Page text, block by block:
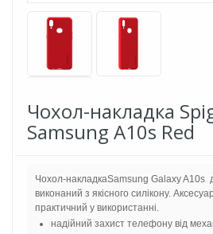
Чохол-накладка
Samsung A10s Red
Чохол-накладкаSamsung Galaxy A10s
виконаний з якісного силікону.
практичний у використанні.
надійний захист телефону від